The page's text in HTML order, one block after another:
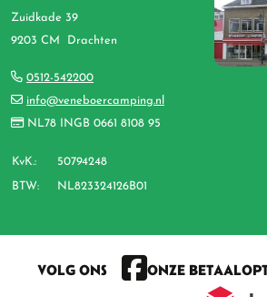
Zuidkade 39
9203 CM Drachten
0512-542200
info@veneboercamping.nl
NL78 INGB 0661 8108 95
KvK.: 50794248
BTW: NL823324126B01
VOLG ONS
ONZE